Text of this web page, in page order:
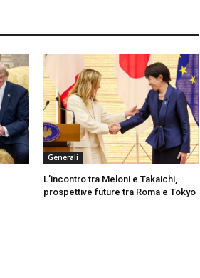
Generali
L’incontro tra Meloni e Takaichi,
prospettive future tra Roma e Tokyo